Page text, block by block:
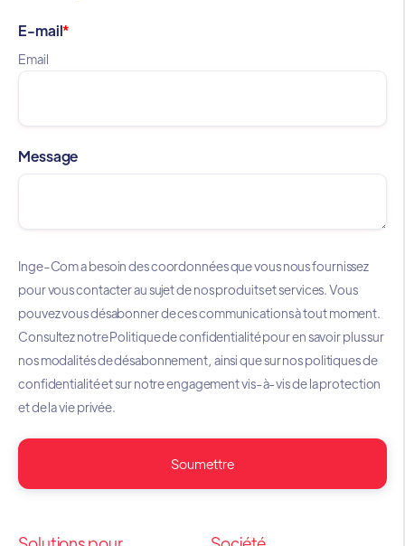
E-mail*
Email
Message
Inge-Com a besoin des coordonnées que vous nous fournissez
pour vous contacter au sujet de nos produits et services. Vous
pouvez vous désabonner de ces communications à tout moment.
Consultez notre Politique de confidentialité pour en savoir plus sur
nos modalités de désabonnement, ainsi que sur nos politiques de
confidentialité et sur notre engagement vis-à-vis de la protection
et de la vie privée.